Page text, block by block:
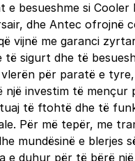
e besueshme si Cooler
dhe Antec ofrojnë
vijnë me garanci
të sigurt dhe të
për paratë e
një investim të mençur
të ftohtë dhe të
Për më tepër, me
mundësinë e blerjes
e duhur për të bërë një